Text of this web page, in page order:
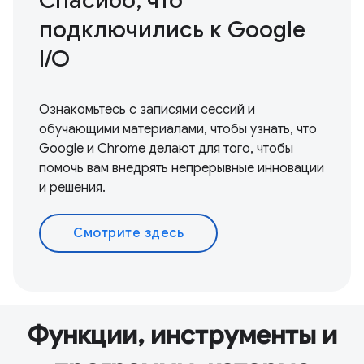
подключились к Google
I / O
Ознакомьтесь с записями сессий и
обучающими материалами, чтобы узнать, что
Google и Chrome делают для того, чтобы
помочь вам внедрять непрерывные инновации
и решения.
Смотрите здесь
Функции, инструменты и